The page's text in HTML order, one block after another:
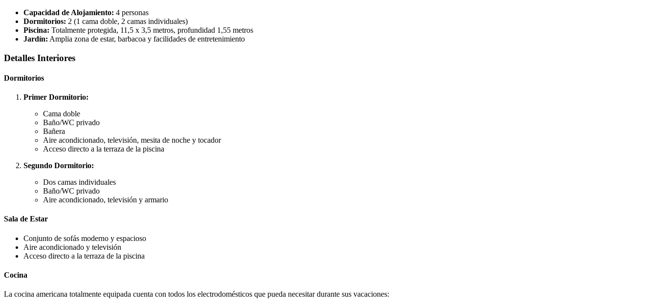
Capacidad de Alojamiento: 4 personas
Dormitorios: 2 (1 cama doble, 2 camas individuales)
Piscina: Totalmente protegida, 11,5 x 3,5 metros, profundidad 1,55 metros
Jardín: Amplia zona de estar, barbacoa y facilidades de entretenimiento
Detalles Interiores
Dormitorios
Primer Dormitorio:
Cama doble
Baño/WC privado
Bañera
Aire acondicionado, televisión, mesita de noche y tocador
Acceso directo a la terraza de la piscina
Segundo Dormitorio:
Dos camas individuales
Baño/WC privado
Aire acondicionado, televisión y armario
Sala de Estar
Conjunto de sofás moderno y espacioso
Aire acondicionado y televisión
Acceso directo a la terraza de la piscina
Cocina
La cocina americana totalmente equipada cuenta con todos los electrodomésticos que pueda necesitar durante sus vacaciones: